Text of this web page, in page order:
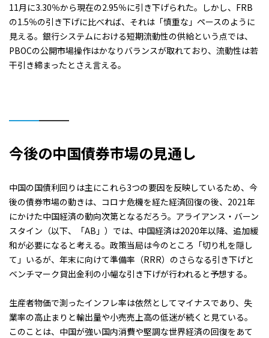
11月に3.30％から現在の2.95％に引き下げられた。しかし、FRB
の1.5％の引き下げに比べれば、それは「慎重な」ペースのように
見える。銀行システムにおける短期流動性の供給という点では、
PBOCの公開市場操作はかなりバランスが取れており、流動性は若
干引き締まったとさえ言える。
今後の中国債券市場の見通し
中国の国債利回りは主にこれら3つの要因を反映しているため、今
後の債券市場の動きは、コロナ危機を経た経済回復の後、2021年
にかけた中国経済の動向次第となるだろう。アライアンス・バーン
スタイン（以下、「AB」）では、中国経済は2020年以降、追加緩
和が必要になると考える。政策当局は今のところ「切り札を隠し
て」いるが、年末に向けて準備率（RRR）のさらなる引き下げと
ベンチマーク貸出金利の小幅な引き下げが行われると予想する。
生産者物価で測ったインフレ率は依然としてマイナスであり、失
業率の高止まりと輸出量や小売売上高の低迷が続くと見ている。
このことは、中国が強い国内消費や堅調な世界経済の回復をあて